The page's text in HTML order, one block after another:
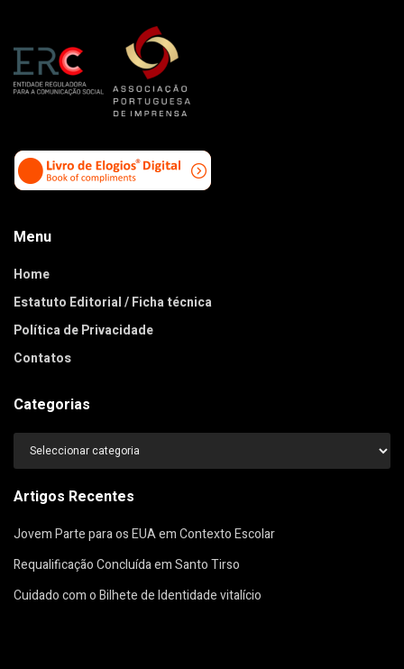
Menu
Home
Estatuto Editorial / Ficha técnica
Política de Privacidade
Contatos
Categorias
Categorias
Artigos Recentes
Jovem Parte para os EUA em Contexto Escolar
Requalificação Concluída em Santo Tirso
Cuidado com o Bilhete de Identidade vitalício